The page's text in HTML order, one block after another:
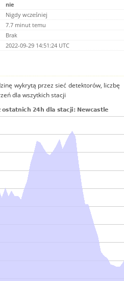
nie
Nigdy wcześniej
7.7 minut temu
Brak
2022-09-29 14:51:24 UTC
wykrytą przez sieć detektorów, liczbę
dla wszytkich stacji